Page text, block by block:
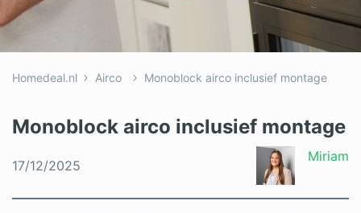
Zonnepanelen
Overige projecten
Homedeal.nl Airco Monoblock airco inclusief montage
Monoblock airco inclusief montage
17/12/2025
Miriam